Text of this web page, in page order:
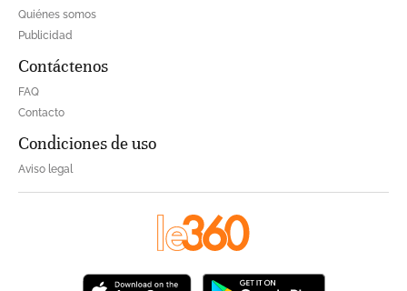
Quiénes somos
Publicidad
Contáctenos
FAQ
Contacto
Condiciones de uso
Aviso legal